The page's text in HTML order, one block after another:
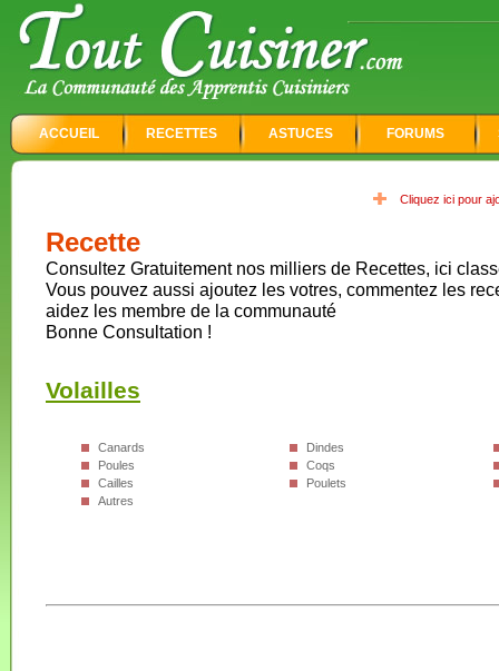
ACCUEIL RECETTES ASTUCES FORUMS
Cliquez ici pour
Recette
Consultez Gratuitement nos milliers de Recettes, ici
Vous pouvez aussi ajoutez les votres, commentez les
aidez les membre de la communauté
Bonne Consultation !
Volailles
Canards
Dindes
Poules
Coqs
Cailles
Poulets
Autres